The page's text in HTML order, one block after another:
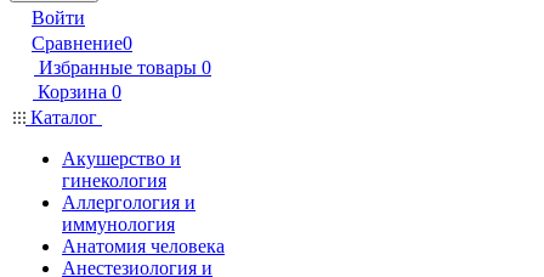
Войти
Сравнение0
Избранные товары 0
Корзина 0
Каталог
Акушерство и
гинекология
Аллергология и
иммунология
Анатомия человека
Анестезиология и